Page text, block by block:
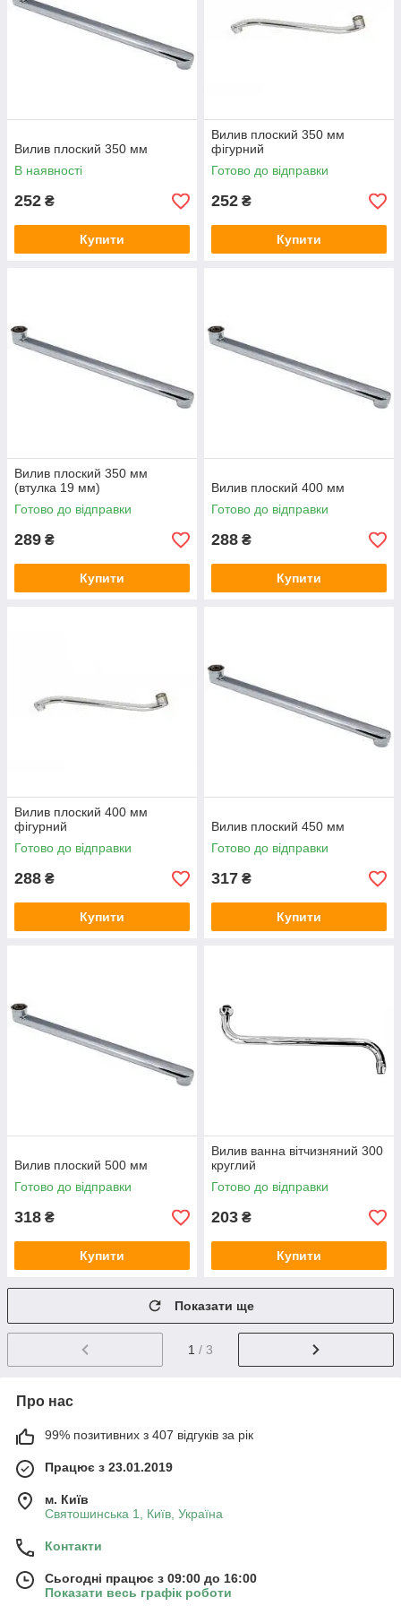
Вилив плоский 350 мм
В наявності
252 ₴
Купити
Вилив плоский 350 мм
фігурний
Готово до відправки
252 ₴
Купити
Вилив плоский 350 мм
(втулка 19 мм)
Готово до відправки
289 ₴
Купити
Вилив плоский 400 мм
Готово до відправки
288 ₴
Купити
Вилив плоский 400 мм
фігурний
Готово до відправки
288 ₴
Купити
Вилив плоский 450 мм
Готово до відправки
317 ₴
Купити
Вилив плоский 500 мм
Готово до відправки
318 ₴
Купити
Вилив ванна вітчизняний 300
круглий
Готово до відправки
203 ₴
Купити
Показати ще
1 / 3
Про нас
99% позитивних з 407 відгуків за рік
Працює з 23.01.2019
м. Київ
Святошинська 1, Київ, Україна
Контакти
Сьогодні працює з 09:00 до 16:00
Показати весь графік роботи